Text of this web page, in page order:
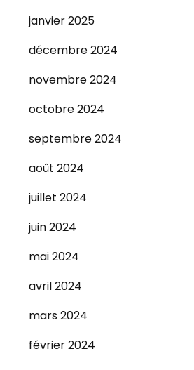
janvier 2025
décembre 2024
novembre 2024
octobre 2024
septembre 2024
août 2024
juillet 2024
juin 2024
mai 2024
avril 2024
mars 2024
février 2024